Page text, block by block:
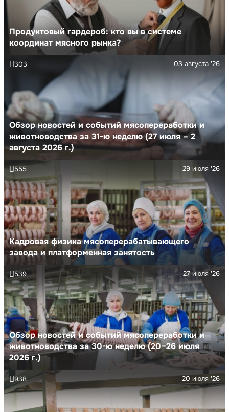
Продуктовый гардероб: кто вы в системе
координат мясного рынка?
Обзор новостей и событий мясопереработки и
животноводства за 31-ю неделю (27 июля – 2
августа 2026 г.)
03 августа '26
303
Кадровая физика мясоперерабатывающего
завода и платформенная занятость
29 июля '26
555
Обзор новостей и событий мясопереработки и
животноводства за 30-ю неделю (20–26 июля
2026 г.)
27 июля '26
539
20 июля '26
938